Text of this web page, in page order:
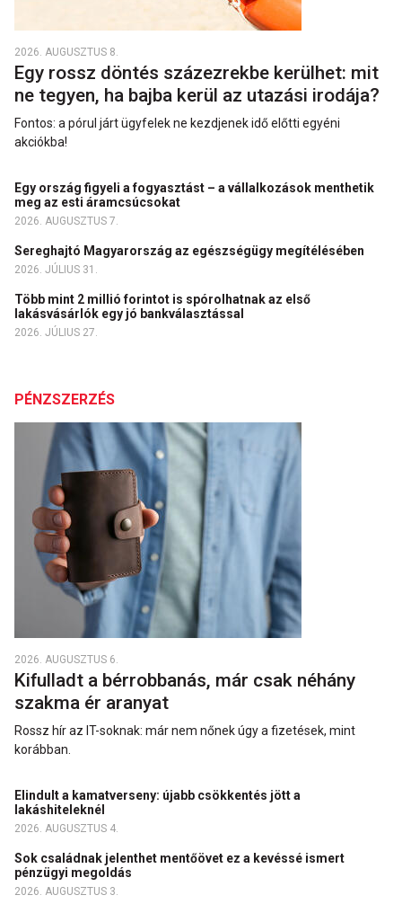
2026. AUGUSZTUS 8.
Egy rossz döntés százezrekbe kerülhet: mit
ne tegyen, ha bajba kerül az utazási irodája?
Fontos: a pórul járt ügyfelek ne kezdjenek idő előtti egyéni
akciókba!
Egy ország figyeli a fogyasztást – a vállalkozások menthetik
meg az esti áramcsúcsokat
2026. AUGUSZTUS 7.
Sereghajtó Magyarország az egészségügy megítélésében
2026. JÚLIUS 31.
Több mint 2 millió forintot is spórolhatnak az első
lakásvásárlók egy jó bankválasztással
2026. JÚLIUS 27.
PÉNZSZERZÉS
2026. AUGUSZTUS 6.
Kifulladt a bérrobbanás, már csak néhány
szakma ér aranyat
Rossz hír az IT-soknak: már nem nőnek úgy a fizetések, mint
korábban.
Elindult a kamatverseny: újabb csökkentés jött a
lakáshiteleknél
2026. AUGUSZTUS 4.
Sok családnak jelenthet mentőövet ez a kevéssé ismert
pénzügyi megoldás
2026. AUGUSZTUS 3.